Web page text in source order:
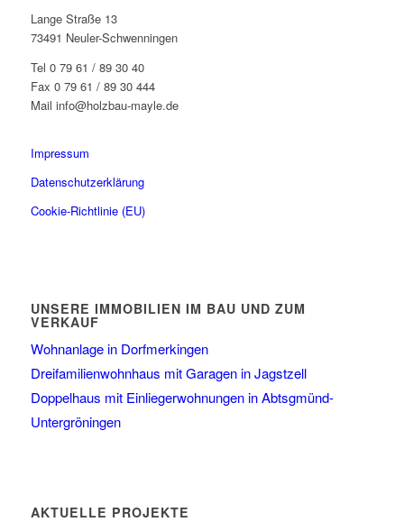
Lange Straße 13
73491 Neuler-Schwenningen
Tel 0 79 61 / 89 30 40
Fax 0 79 61 / 89 30 444
Mail info@holzbau-mayle.de
Impressum
Datenschutzerklärung
Cookie-Richtlinie (EU)
UNSERE IMMOBILIEN IM BAU UND ZUM
VERKAUF
Wohnanlage in Dorfmerkingen
Dreifamilienwohnhaus mit Garagen in Jagstzell
Doppelhaus mit Einliegerwohnungen in Abtsgmünd-
Untergröningen
AKTUELLE PROJEKTE